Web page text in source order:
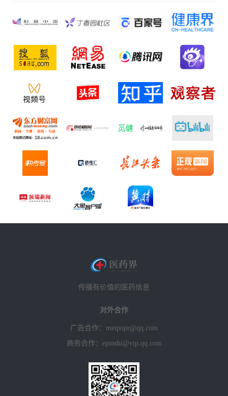
传播有价值的医药信息
对外合作
广告合作：meipopr@qq.com
商务合作：epinshi@vip.qq.com